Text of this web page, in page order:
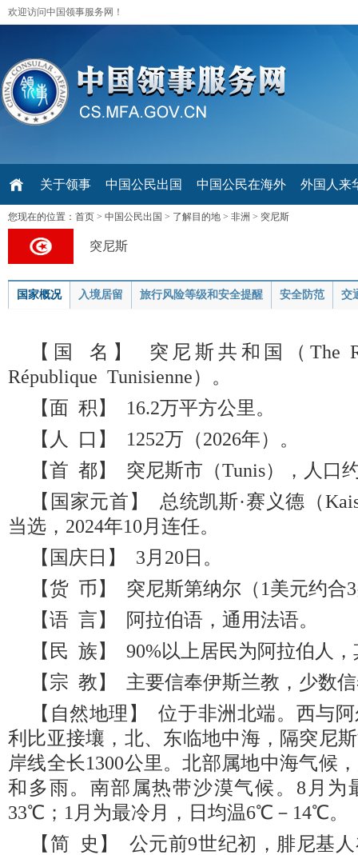
欢迎访问中国领事服务网！
关于领事 中国公民出国 中国公民在海外 外国人来
您现在的位置： 首页 > 中国公民出国 > 了解目的地 > 非洲 > 突尼斯
突尼斯
国家概况 入境居留 旅行风险等级和安全提醒 安全防范 交
【国 名】 突尼斯共和国（The
République Tunisienne）。
【面 积】 16.2万平方公里。
【人 口】 1252万（2026年）。
【首 都】 突尼斯市（Tunis），人口
【国家元首】 总统凯斯·赛义德（
当选，2024年10月连任。
【国庆日】 3月20日。
【货 币】 突尼斯第纳尔（1美元约合
【语 言】 阿拉伯语，通用法语。
【民 族】 90%以上居民为阿拉伯人
【宗 教】 主要信奉伊斯兰教，少数
【自然地理】 位于非洲北端。西与
利比亚接壤，北、东临地中海，隔突尼
岸线全长1300公里。北部属地中海气候
和多雨。南部属热带沙漠气候。8月
33℃；1月为最冷月，日均温6℃－14℃。
【简 史】 公元前9世纪初，腓尼基